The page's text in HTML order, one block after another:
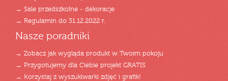
→ Sale przedszkolne - dekoracje
→ Regulamin do 31.12.2022 r.
Nasze poradniki
→ Zobacz jak wygląda produkt w Twoim pokoju
→ Przygotujemy dla Ciebie projekt GRATIS
→ Korzystaj z wyszukiwarki zdjęć i grafik!